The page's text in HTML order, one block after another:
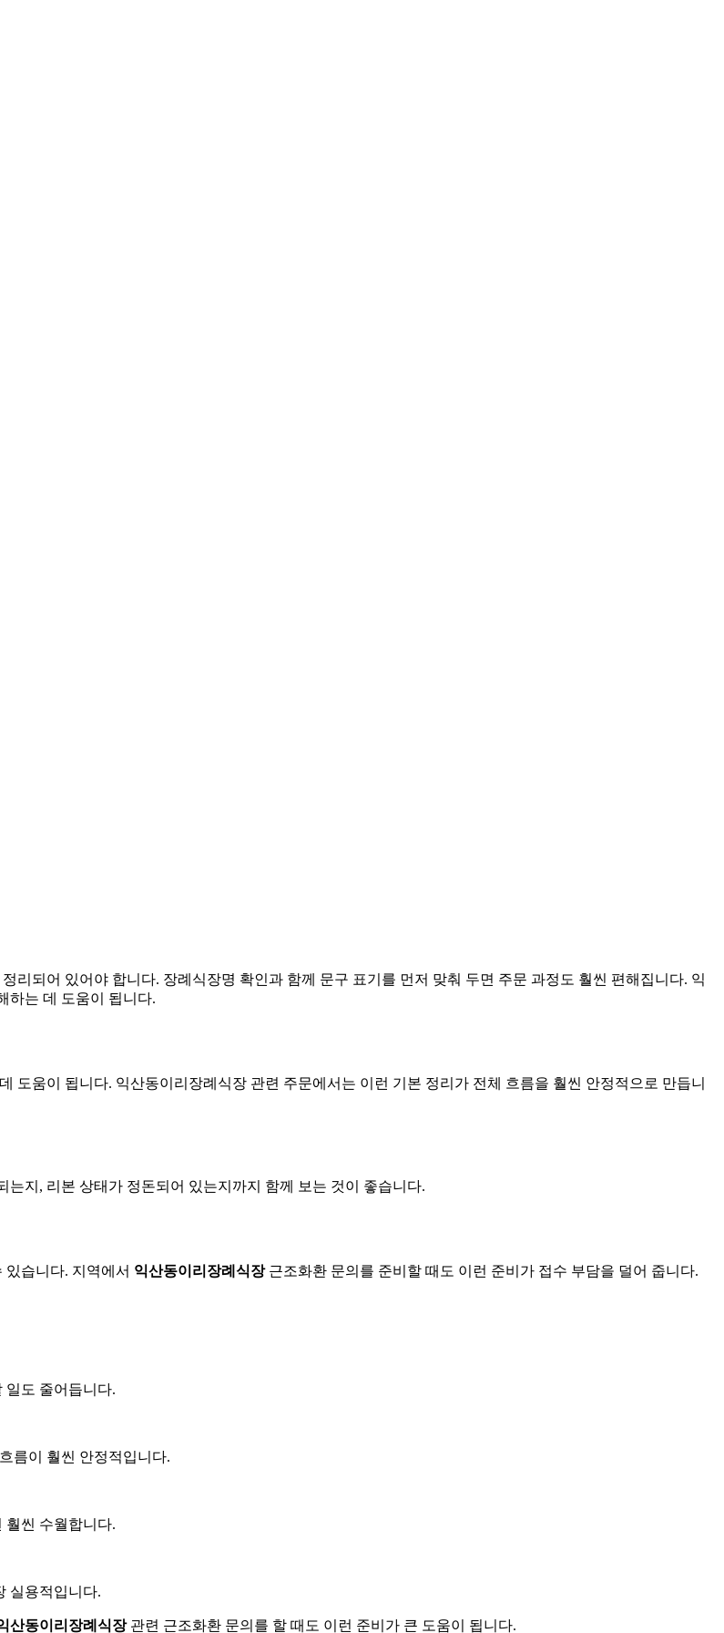
리되어 있어야 합니다. 장례식장명 확인과 함께 문구 표기를 먼저 맞춰 두면 주문 과정도 훨씬 편해집니다. 익
하는 데 도움이 됩니다.
도움이 됩니다. 익산동이리장례식장 관련 주문에서는 이런 기본 정리가 전체 흐름을 훨씬 안정적으로 만듭니
지, 리본 상태가 정돈되어 있는지까지 함께 보는 것이 좋습니다.
습니다. 지역에서 익산동이리장례식장근조화환 문의를 준비할 때도 이런 준비가 접수 부담을 덜어 줍니다.
일도 줄어듭니다.
름이 훨씬 안정적입니다.
훨씬 수월합니다.
실용적입니다.
산동이리장례식장관련 근조화환 문의를 할 때도 이런 준비가 큰 도움이 됩니다.